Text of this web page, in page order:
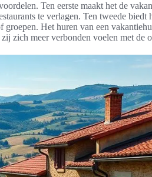
Ten eerste maakt het de
te verlagen. Ten tweede
Het huren van een
zich meer verbonden voelen met de